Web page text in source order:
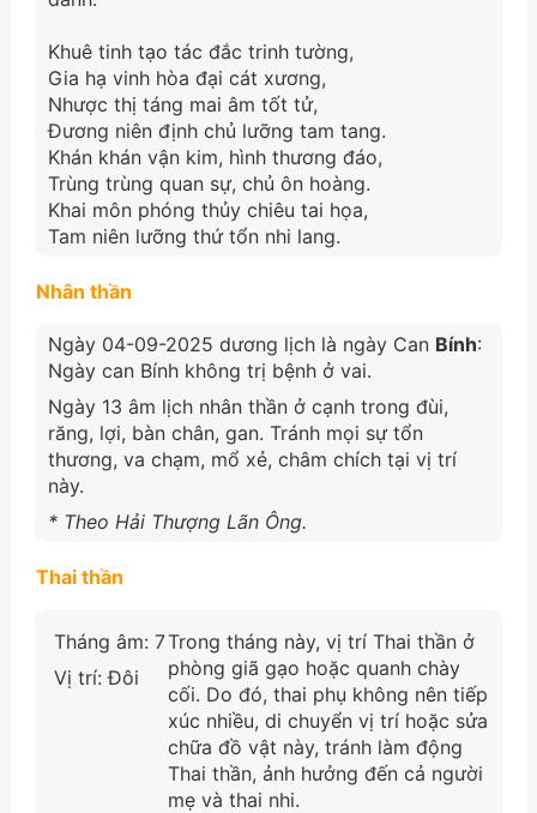
Khuê tinh tạo tác đắc trinh tường,
Gia hạ vinh hòa đại cát xương,
Nhược thị táng mai âm tốt tử,
Đương niên định chủ lưỡng tam tang.
Khán khán vận kim, hình thương đáo,
Trùng trùng quan sự, chủ ôn hoàng.
Khai môn phóng thủy chiêu tai họa,
Tam niên lưỡng thứ tổn nhi lang.
Nhân thần
Ngày 04-09-2025 dương lịch là ngày Can Bính:
Ngày can Bính không trị bệnh ở vai.
Ngày 13 âm lịch nhân thần ở cạnh trong đùi,
răng, lợi, bàn chân, gan. Tránh mọi sự tổn
thương, va chạm, mổ xẻ, châm chích tại vị trí
này.
* Theo Hải Thượng Lãn Ông.
Thai thần
Tháng âm: 7
Vị trí: Đôi
Trong tháng này, vị trí Thai thần ở
phòng giã gạo hoặc quanh chày
cối. Do đó, thai phụ không nên tiếp
xúc nhiều, di chuyển vị trí hoặc sửa
chữa đồ vật này, tránh làm động
Thai thần, ảnh hưởng đến cả người
mẹ và thai nhi.